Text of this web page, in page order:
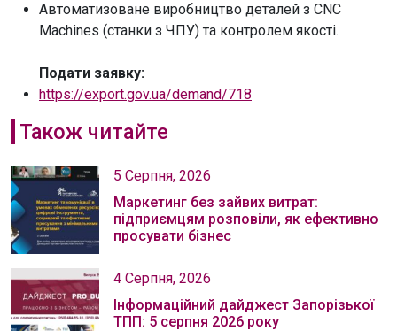
Автоматизоване виробництво деталей з CNC
Machines (станки з ЧПУ) та контролем якості.
Подати заявку:
https://export.gov.ua/demand/718
Також читайте
5 Серпня, 2026
Маркетинг без зайвих витрат:
підприємцям розповіли, як ефективно
просувати бізнес
4 Серпня, 2026
Інформаційний дайджест Запорізької
ТПП: 5 серпня 2026 року